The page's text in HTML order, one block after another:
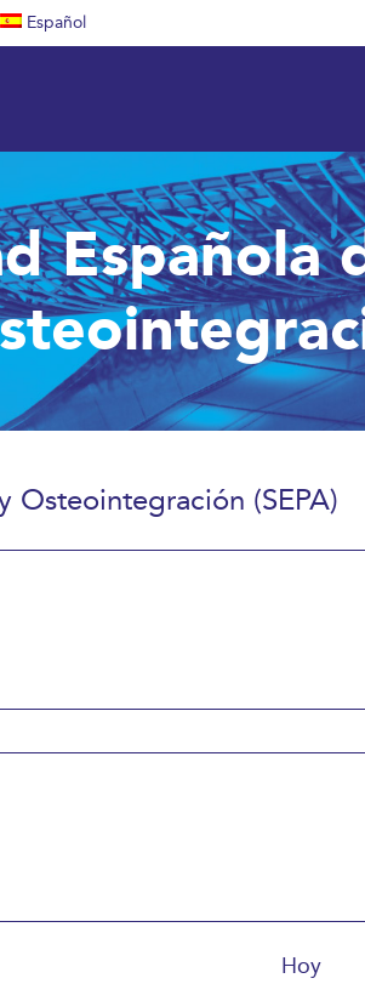
Español
Española
Osteointegración (SEPA)
Hoy